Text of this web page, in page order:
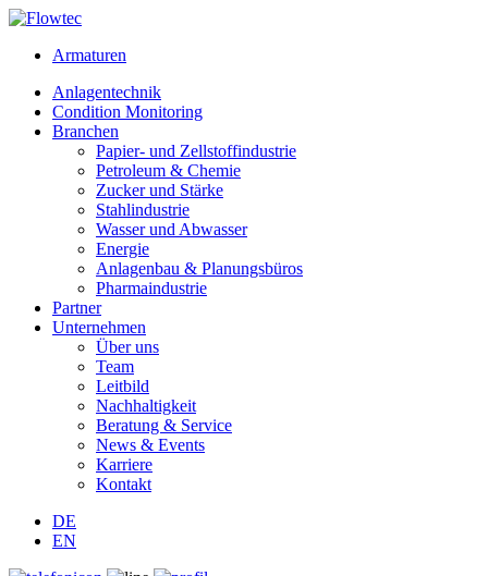
Skip
contentArmaturen
Anlagentechnik
Condition Monitoring
Branchen
Papier- und Zellstoffindustrie
Petroleum & Chemie
Zucker und Stärke
Stahlindustrie
Wasser und Abwasser
Energie
Anlagenbau & Planungsbüros
Pharmaindustrie
Partner
Unternehmen
Über uns
Team
Leitbild
Nachhaltigkeit
Beratung & Service
News & Events
Karriere
Kontakt
DE
EN